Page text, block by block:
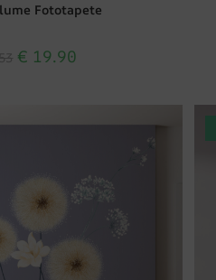
Fototapete
€ 19.90